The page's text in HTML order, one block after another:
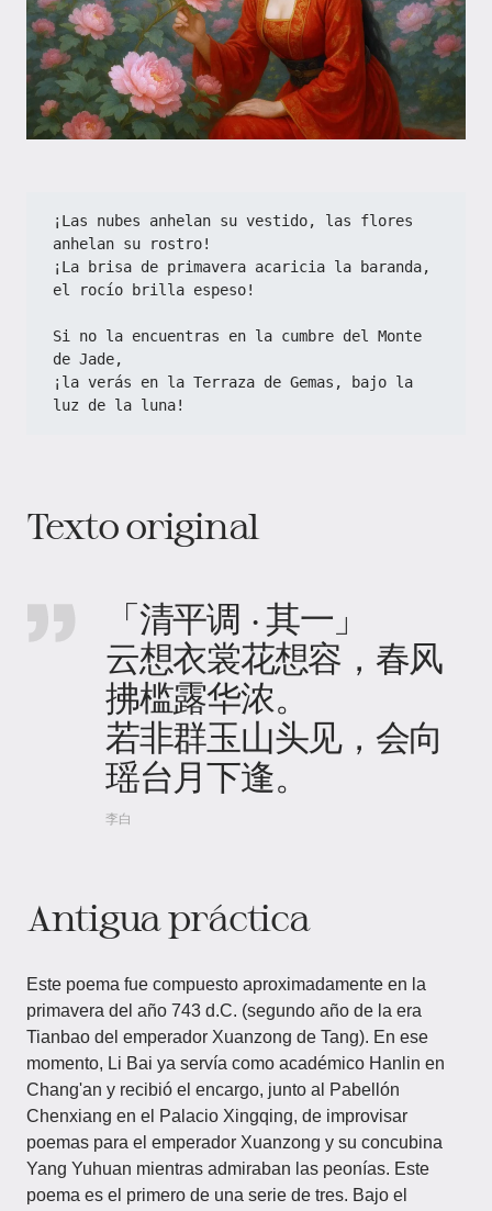
¡Las nubes anhelan su vestido, las flores
anhelan su rostro!
¡La brisa de primavera acaricia la baranda,
el rocío brilla espeso!
Si no la encuentras en la cumbre del Monte
de Jade,
¡la verás en la Terraza de Gemas, bajo la
luz de la luna!
Texto original
「清平调 · 其一」
云想衣裳花想容，春风
拂槛露华浓。
若非群玉山头见，会向
瑶台月下逢。
李白
Antigua práctica
Este poema fue compuesto aproximadamente en la
primavera del año 743 d.C. (segundo año de la era
Tianbao del emperador Xuanzong de Tang). En ese
momento, Li Bai ya servía como académico Hanlin en
Chang'an y recibió el encargo, junto al Pabellón
Chenxiang en el Palacio Xingqing, de improvisar
poemas para el emperador Xuanzong y su concubina
Yang Yuhuan mientras admiraban las peonías. Este
poema es el primero de una serie de tres. Bajo el